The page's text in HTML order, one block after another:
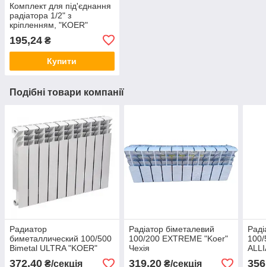
Комплект для під'єднання
радіатора 1/2" з
кріпленням, "KOER"
195,24 ₴
Купити
Подібні товари компанії
Радиатор
биметаллический 100/500
Bimetal ULTRA "KOER"
372,40 ₴/секція
Радіатор біметалевий
100/200 EXTREME "Koer"
Чехія
319,20₴/секція